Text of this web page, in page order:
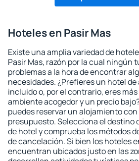
Hoteles en Pasir Mas
Existe una amplia variedad de
Pasir Mas, razón por la cual ningún
problemas a la hora de encontrar
necesidades. ¿Prefieres un hotel
incluido o, por el contrario, eres
ambiente acogedor y un precio
puedes reservar un alojamiento
presupuesto. Selecciona el destino
de hotel y comprueba los métodos
de cancelación. Si bien los hoteles
encuentran ubicados justo en las